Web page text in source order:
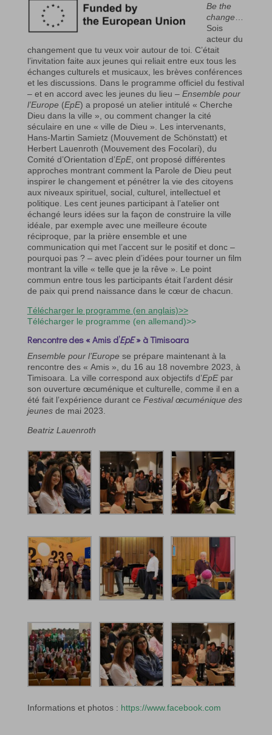
Be the
change…
Sois
acteur du
changement que tu veux voir autour de toi. C’était
l’invitation faite aux jeunes qui reliait entre eux tous les
échanges culturels et musicaux, les brèves conférences
et les discussions. Dans le programme officiel du festival
– et en accord avec les jeunes du lieu – Ensemble pour
l’Europe (EpE) a proposé un atelier intitulé « Cherche
Dieu dans la ville », ou comment changer la cité
séculaire en une « ville de Dieu ». Les intervenants,
Hans-Martin Samietz (Mouvement de Schönstatt) et
Herbert Lauenroth (Mouvement des Focolari), du
Comité d’Orientation d’EpE, ont proposé différentes
approches montrant comment la Parole de Dieu peut
inspirer le changement et pénétrer la vie des citoyens
aux niveaux spirituel, social, culturel, intellectuel et
politique. Les cent jeunes participant à l’atelier ont
échangé leurs idées sur la façon de construire la ville
idéale, par exemple avec une meilleure écoute
réciproque, par la prière ensemble et une
communication qui met l’accent sur le positif et donc –
pourquoi pas ? – avec plein d’idées pour tourner un film
montrant la ville « telle que je la rêve ». Le point
commun entre tous les participants était l’ardent désir
de paix qui prend naissance dans le cœur de chacun.
Télécharger le programme (en anglais)>>
Télécharger le programme (en allemand)>>
Rencontre des « Amis d’EpE» à Timisoara
Ensemble pour l’Europese prépare maintenant à la
rencontre des « Amis », du 16 au 18 novembre 2023, à
Timisoara. La ville correspond aux objectifs d’EpEpar
son ouverture œcuménique et culturelle, comme il en a
été fait l’expérience durant ce Festival œcuménique des
jeunesde mai 2023.
Beatriz Lauenroth
Informations et photos : https://www.facebook.com